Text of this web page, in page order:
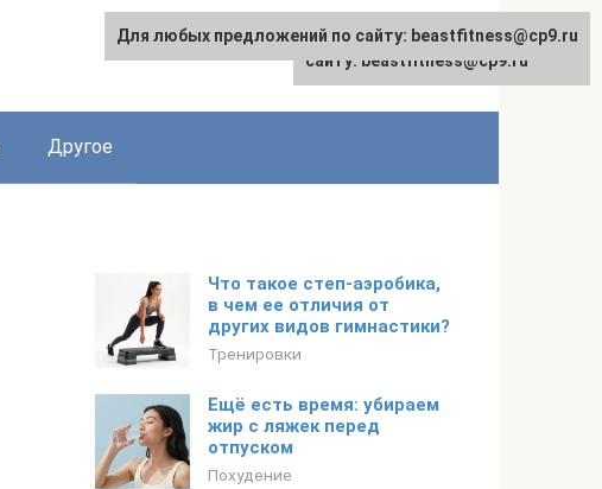
Другое
Что такое степ-аэробика,
в чем ее отличия от
других видов гимнастики?
Тренировки
Ещё есть время: убираем
жир с ляжек перед
отпуском
Похудение
Для любых предложений по
сайту: beastfitness@cp9.ru
Для любых предложений по сайту: beastfitness@cp9.ru